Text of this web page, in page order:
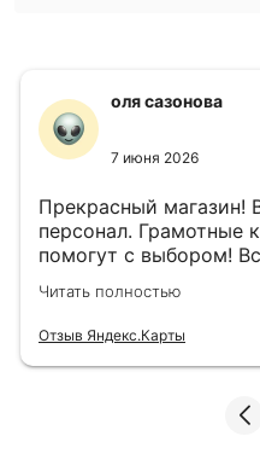
оля сазонова
7 июня 2026
Прекрасный магазин!
персонал. Грамотные
помогут с выбором!
назначенный день!
Читать полностью
Отзыв Яндекс.Карты